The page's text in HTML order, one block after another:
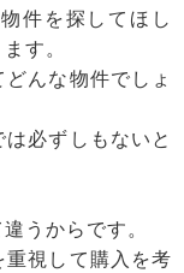
件を探してほし
す。
んな物件でしょ
必ずしもないと
うからです。
重視して購入を考